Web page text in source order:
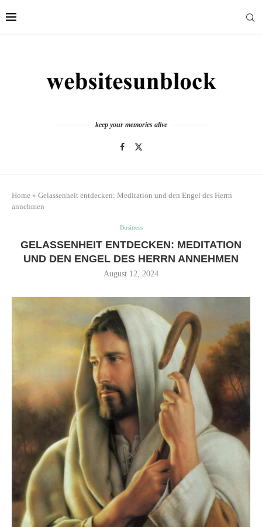
keep your memories alive
Home » Gelassenheit entdecken: Meditation und den Engel des Herrn
annehmen
Business
GELASSENHEIT ENTDECKEN: MEDITATION
UND DEN ENGEL DES HERRN ANNEHMEN
August 12, 2024